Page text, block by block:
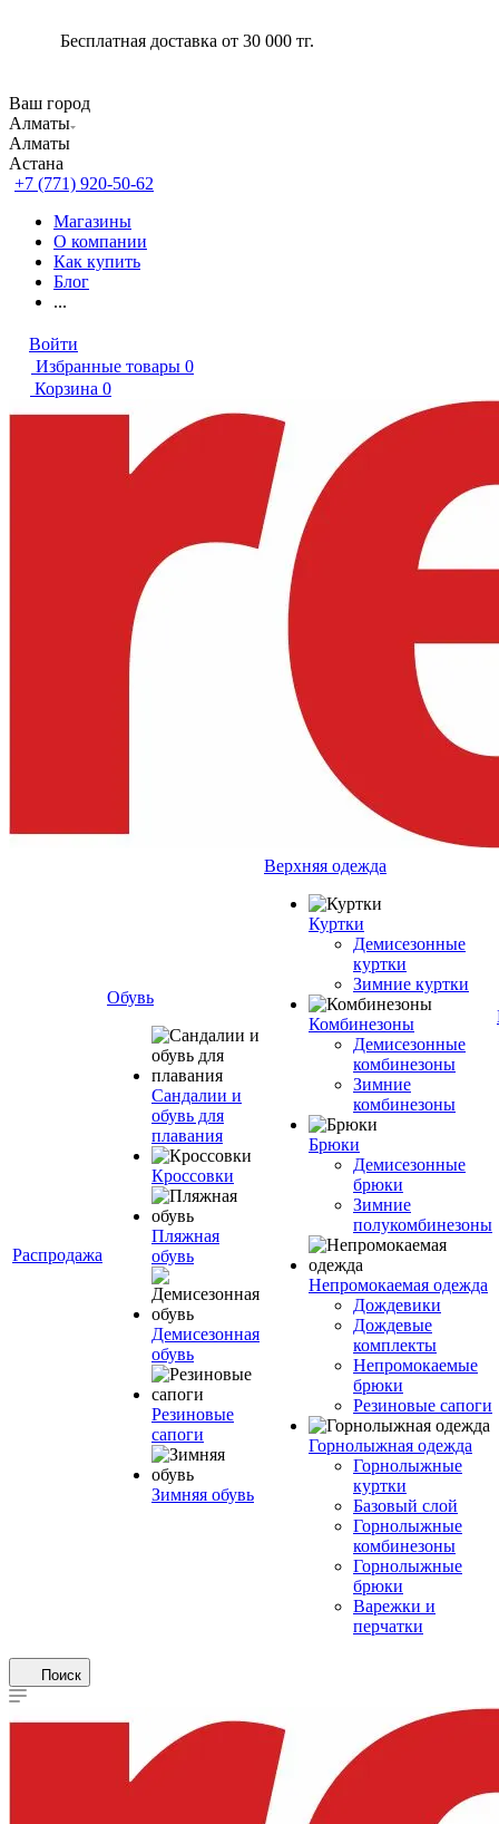
Бесплатная доставка от 30 000 тг.
Ваш город
Алматы
Алматы
Астана
+7 (771) 920-50-62
Магазины
О компании
Как купить
Блог
...
Войти
Избранные товары 0
Корзина 0
Распродажа
Обувь
Сандалии и
обувь для
плавания
Кроссовки
Пляжная
обувь
Демисезонная
обувь
Резиновые
сапоги
Зимняя обувь
Верхняя одежда
Куртки
Демисезонные
куртки
Зимние куртки
Комбинезоны
Демисезонные
комбинезоны
Зимние
комбинезоны
Брюки
Демисезонные
брюки
Зимние
полукомбинезоны
Непромокаемая одежда
Дождевики
Дождевые
комплекты
Непромокаемые
брюки
Резиновые сапоги
Горнолыжная одежда
Горнолыжные
куртки
Базовый слой
Горнолыжные
комбинезоны
Горнолыжные
брюки
Варежки и
перчатки
Поиск